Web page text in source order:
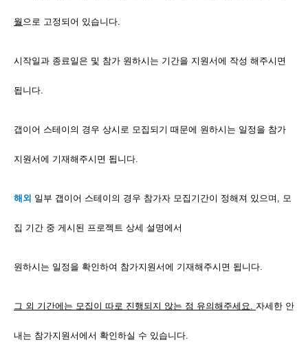
월 으로 고정되어 있습니다.
시작일과 종료일은 및 참가 원하시는 기간을 지원서에 작성 해주시면
됩니다.
갭이어 스테이의 경우 상시로 모집되기 때문에 원하시는 일정을 참가
지원서에 기재해주시면 됩니다.
해외 일부 갭이어 스테이의 경우 참가자 모집기간이 정해져 있으며, 모
집 기간 중 게시된 프로젝트 상세 설명에서
원하시는 일정을 확인하여 참가지원서에 기재해주시면 됩니다.
그 외 기간에는 모집이 따로 진행되지 않는 점 유의해주세요. 자세한 안
내는 참가지원서에서 확인하실 수 있습니다.